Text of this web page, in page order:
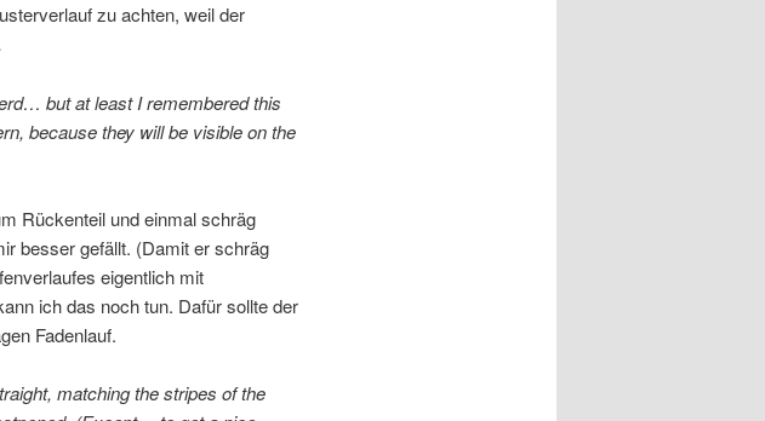
zu achten, weil der
but at least I remembered this
because they will be visible on the
Rückenteil und einmal schräg
besser gefällt. (Damit er schräg
eigentlich mit
ich das noch tun. Dafür sollte der
Fadenlauf.
matching the stripes of the